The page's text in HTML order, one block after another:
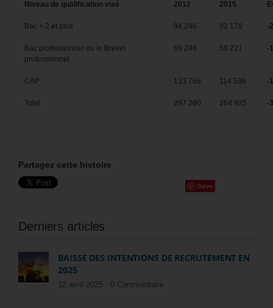
Niveau de qualification visé 2012 2015
Bac + 2 et plus 94 246 92 179 -
Bac professionnel ou le Brevet
professionnel
69 246 58 221 -
CAP 133 768 114 536 -
Total 297 260 264 935 -
Partagez cette histoire
Save
Derniers articles
BAISSE DES INTENTIONS DE RECRUTEMENT EN
2025
12 avril 2025 - 0 Commentaire